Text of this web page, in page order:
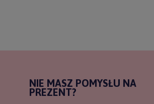
NIE MASZ POMYSŁU NA
PREZENT?